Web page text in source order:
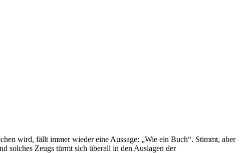
wird, fällt immer wieder eine Aussage: „Wie ein Buch“. Stimmt, aber
solches Zeugs türmt sich überall in den Auslagen der